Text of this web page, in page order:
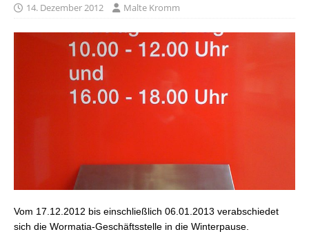
14. Dezember 2012 Malte Kromm
Vom 17.12.2012 bis einschließlich 06.01.2013 verabschiedet
sich die Wormatia-Geschäftsstelle in die Winterpause.